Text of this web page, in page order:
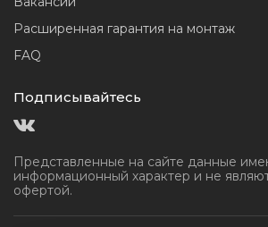
Расширенная гарантия на монтаж
FAQ
Подписывайтесь
Представленные на сайте данные
информационный характер и не
офертой.